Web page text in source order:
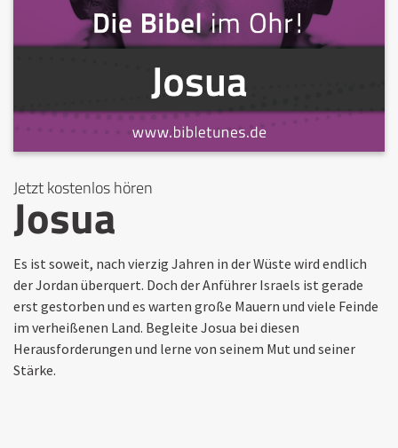
Jetzt kostenlos hören
Josua
Es ist soweit, nach vierzig Jahren in der Wüste wird endlich
der Jordan überquert. Doch der Anführer Israels ist gerade
erst gestorben und es warten große Mauern und viele Feinde
im verheißenen Land. Begleite Josua bei diesen
Herausforderungen und lerne von seinem Mut und seiner
Stärke.